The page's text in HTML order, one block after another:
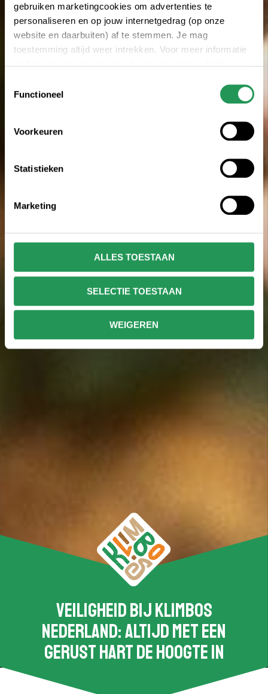
gebruiken marketingcookies om advertenties te
personaliseren en op jouw internetgedrag (op onze
website en daarbuiten) af te stemmen. Je mag
toestemming altijd weer intrekken. Voor meer informatie
Functioneel
Voorkeuren
Statistieken
Marketing
ALLES TOESTAAN
SELECTIE TOESTAAN
WEIGEREN
Veiligheid bij Klimbos
Nederland: Altijd met een
gerust hart de hoogte in